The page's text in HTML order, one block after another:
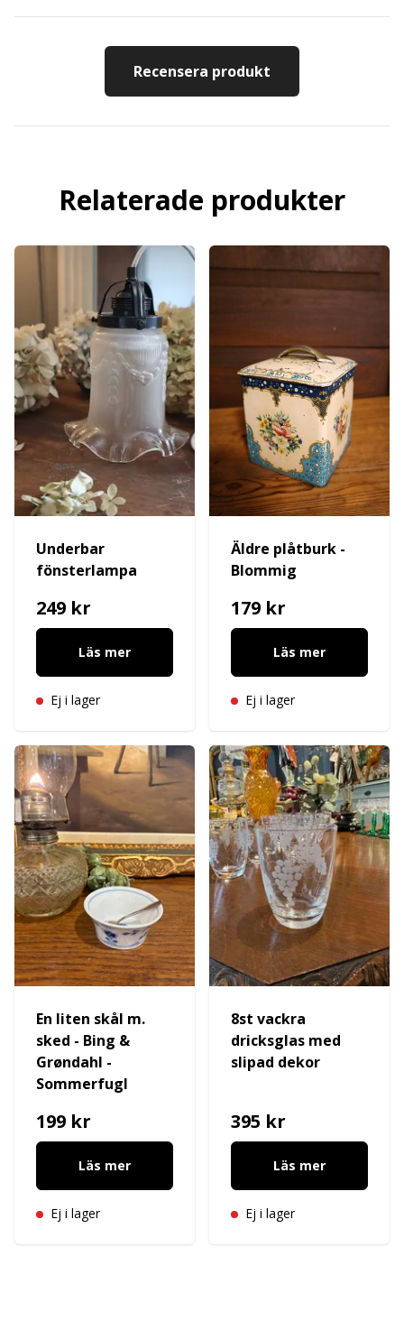
Recensera produkt
Relaterade produkter
Underbar
fönsterlampa
249 kr
Läs mer
Ej i lager
Äldre plåtburk -
Blommig
179 kr
Läs mer
Ej i lager
En liten skål m.
sked - Bing &
Grøndahl -
Sommerfugl
199 kr
Läs mer
Ej i lager
8st vackra
dricksglas med
slipad dekor
395 kr
Läs mer
Ej i lager